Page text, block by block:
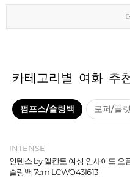
카테고리별 여화 추
펌프스/슬링백 로퍼/플랫
INTENSE
인텐스 by 엘칸토 여성 위빙 스트랩
플랫 샌들 2.5cm LCWW05I626
INTENSE
인텐스 by 엘칸토 여성 인사이드 오
슬링백 7cm LCWO43I613
MAZZ
마쯔 by 엘칸토 여성 미니버클 캐주얼
로퍼 2.5cm LCWC02M613
MAZZ
마쯔 by 엘칸토 여성 슈레이스 포인
고프코어 스니커즈 3cm LCWS03M
INTENSE
인텐스 by 엘칸토 여성 위빙 스트랩
플랫 샌들 2.5cm LCWW05I626
INTENSE
인텐스 by 엘칸토 여성 인사이드 오
슬링백 7cm LCWO43I613